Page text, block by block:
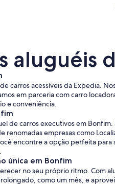
aluguéis
carros acessíveis da Expedia.
em parceria com carro
e conveniência.
de carros executivos em
empresas como
encontre a opção perfeita
única em Bonfim
no seu próprio ritmo. Com
como um mês, e